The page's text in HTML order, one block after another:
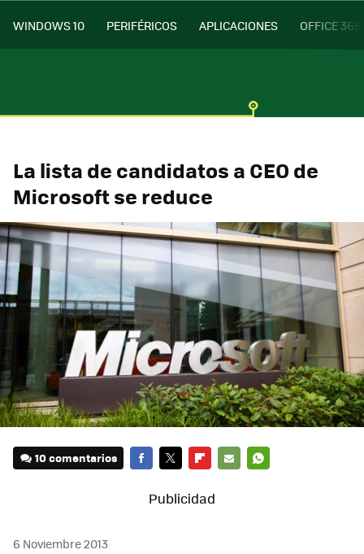
WINDOWS 10 PERIFÉRICOS APLICACIONES OFFICE 365
La lista de candidatos a CEO de
Microsoft se reduce
10 comentarios
6 Noviembre 2013